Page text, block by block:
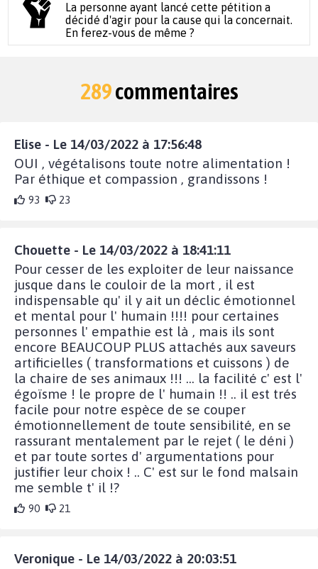
La personne ayant lancé cette pétition a
décidé d'agir pour la cause qui la concernait.
En ferez-vous de même ?
289commentaires
Elise - Le 14/03/2022 à 17:56:48
OUI , végétalisons toute notre alimentation !
Par éthique et compassion , grandissons !
93 23
Chouette - Le 14/03/2022 à 18:41:11
Pour cesser de les exploiter de leur naissance
jusque dans le couloir de la mort , il est
indispensable qu' il y ait un déclic émotionnel
et mental pour l' humain !!!! pour certaines
personnes l' empathie est là , mais ils sont
encore BEAUCOUP PLUS attachés aux saveurs
artificielles ( transformations et cuissons ) de
la chaire de ses animaux !!! ... la facilité c' est l'
égoïsme ! le propre de l' humain !! .. il est trés
facile pour notre espèce de se couper
émotionnellement de toute sensibilité, en se
rassurant mentalement par le rejet ( le déni )
et par toute sortes d' argumentations pour
justifier leur choix ! .. C' est sur le fond malsain
me semble t' il !?
90 21
Veronique - Le 14/03/2022 à 20:03:51